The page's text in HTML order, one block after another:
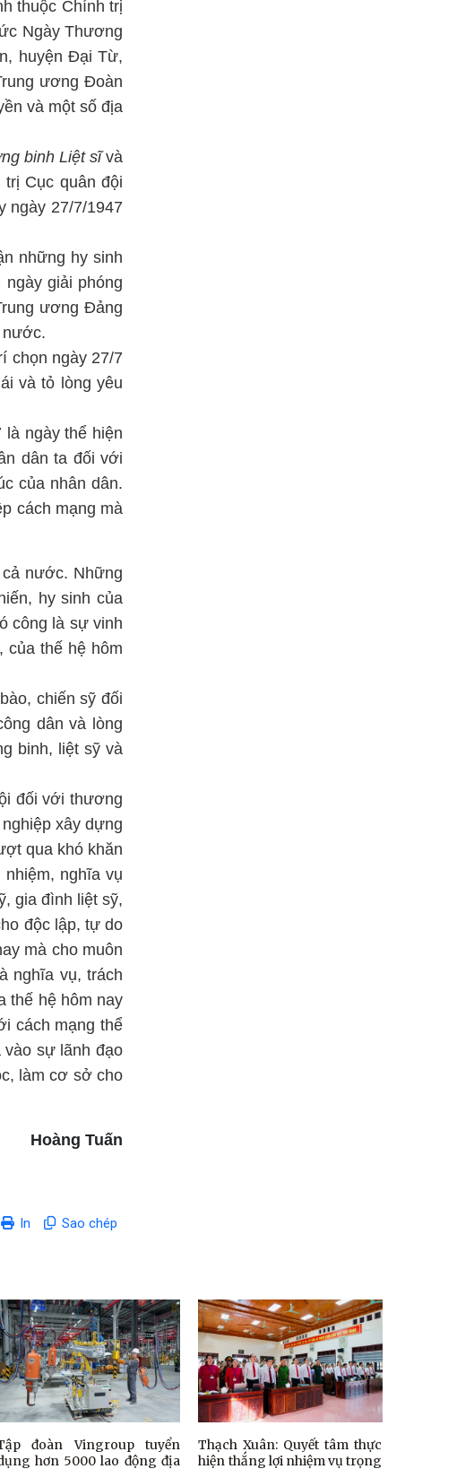
thuộc Chính trị
Ngày Thương
huyện Đại Từ,
ương Đoàn
và một số địa
binh Liệt sĩvà
Cục quân đội
ngày 27/7/1947
những hy sinh
giải phóng
ương Đảng
nước.
chọn ngày 27/7
và tỏ lòng yêu
ngày thể hiện
dân ta đối với
của nhân dân.
cách mạng mà
cả nước. Những
hy sinh của
công là sự vinh
của thế hệ hôm
chiến sỹ đối
dân và lòng
binh, liệt sỹ và
đối với thương
xây dựng
qua khó khăn
nghĩa vụ
gia đình liệt sỹ,
độc lập, tự do
mà cho muôn
nghĩa vụ, trách
thế hệ hôm nay
cách mạng thể
vào sự lãnh đạo
làm cơ sở cho
Hoàng Tuấn
In Sao chép
đoàn Vingroup tuyển
hơn 5000 lao động địa
Thạch Xuân: Quyết tâm thực
hiện thắng lợi nhiệm vụ trọng